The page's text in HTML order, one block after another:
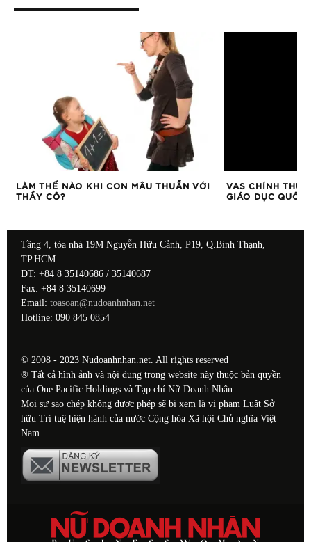
LÀM THẾ NÀO KHI CON MÂU THUẪN VỚI
THẦY CÔ?
VAS CHÍNH
GIÁO DỤC QUỐC
Tầng 4, tòa nhà 19M Nguyễn Hữu Cảnh, P19, Q.Bình Thạnh,
TP.HCM
ĐT: +84 8 35140686 / 35140687
Fax: +84 8 35140699
Email: toasoan@nudoanhnhan.net
Hotline: 090 845 0854
© 2008 - 2023 Nudoanhnhan.net. All rights reserved
® Tất cả hình ảnh và nội dung trong website này thuộc bản quyền
của One Pacific Holdings và Tạp chí Nữ Doanh Nhân.
Mọi sự sao chép không được phép sẽ bị xem là vi phạm Luật Sở
hữu Trí tuệ hiện hành của nước Cộng hòa Xã hội Chủ nghĩa Việt
Nam.